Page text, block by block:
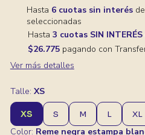
Hasta 6 cuotas sin interés de
seleccionadas
Hasta 3 cuotas SIN INTERÉS
$26.775pagando con
Ver más detalles
Talle: XS
XS S M L XL
Color: Reme negra estampa